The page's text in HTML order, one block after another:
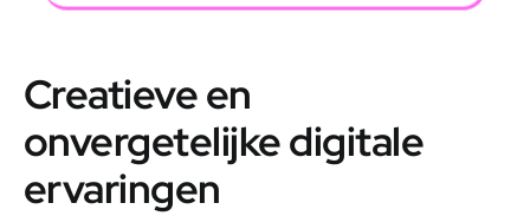
Creatieve en
onvergetelijke digitale
ervaringen